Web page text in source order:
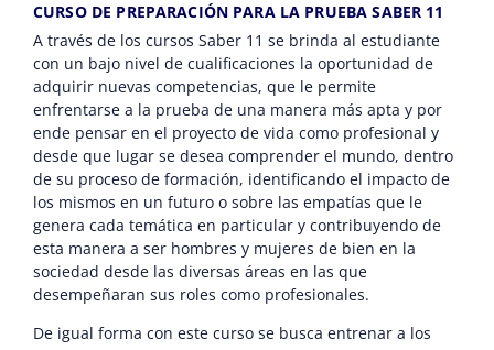
CURSO DE PREPARACIÓN PARA LA PRUEBA SABER 11
A través de los cursos Saber 11 se brinda al estudiante
con un bajo nivel de cualificaciones la oportunidad de
adquirir nuevas competencias, que le permite
enfrentarse a la prueba de una manera más apta y por
ende pensar en el proyecto de vida como profesional y
desde que lugar se desea comprender el mundo, dentro
de su proceso de formación, identificando el impacto de
los mismos en un futuro o sobre las empatías que le
genera cada temática en particular y contribuyendo de
esta manera a ser hombres y mujeres de bien en la
sociedad desde las diversas áreas en las que
desempeñaran sus roles como profesionales.
De igual forma con este curso se busca entrenar a los